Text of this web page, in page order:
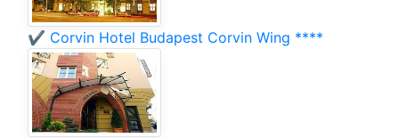
✔️ Corvin Hotel Budapest Corvin Wing ****